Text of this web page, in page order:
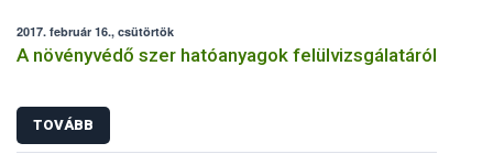
2017. február 16., csütörtök
A növényvédő szer hatóanyagok felülvizsgálatáról
TOVÁBB